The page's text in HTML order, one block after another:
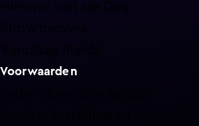
Voorwaarden